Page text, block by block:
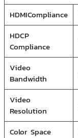
HDMICompliance
HDCP
Compliance
Video
Bandwidth
Video
Resolution
Color Space